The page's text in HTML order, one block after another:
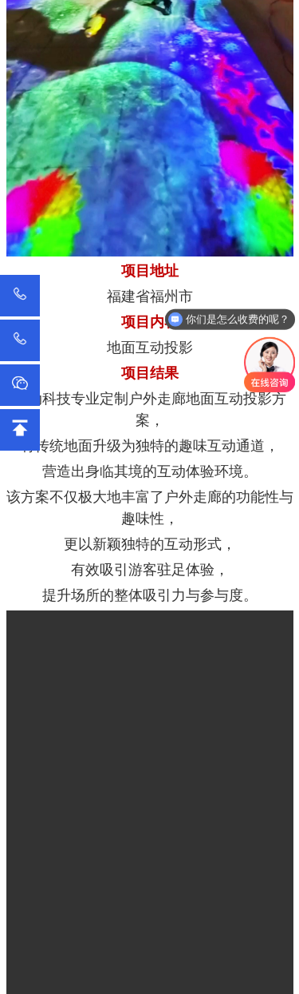
项目地址
福建省福州市
项目内容
地面互动投影
项目结果
擎动科技专业定制户外走廊地面互动投影方
案，
将传统地面升级为独特的趣味互动通道，
营造出身临其境的互动体验环境。
该方案不仅极大地丰富了户外走廊的功能性与
趣味性，
更以新颖独特的互动形式，
有效吸引游客驻足体验，
提升场所的整体吸引力与参与度。
你们是怎么收费的呢？